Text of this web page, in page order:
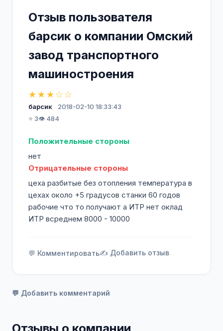
работу высококвалифицированных кадров.
На предприятии действует система
целевой контрактной подготовки
сотрудничаем с ведущими ВУЗами и
учебными заведениями нашего города, –
«Омский государственный технический
университет», «Омский государственный
авиационный колледж им. Н. Е.
Мы гарантируем официальное
трудоустройство с первого дня, полный
социальный пакет, широкие возможности
для карьерного роста.
Отзыв пользователя
барсик о компании Омский
завод транспортного
машиностроения
★★★☆☆
барсик
2018-02-10 18:33:43
⭐ 3👁️ 484
Положительные стороны
нет
Отрицательные стороны
цеха разбитые без отопления температура в
цехах около +5 градусов станки 60 годов
рабочие что то получают а ИТР нет оклад
ИТР всреднем 8000 - 10000
💬 Комментировать✍️ Добавить отзыв
💬 Добавить комментарий